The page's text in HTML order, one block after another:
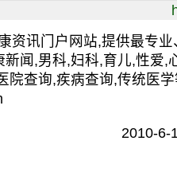
资讯门户网站,提供最专
新闻,男科,妇科,育儿,性爱,
院查询,疾病查询,传统医
2010-6-